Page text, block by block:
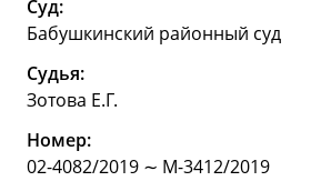
Суд:
Бабушкинский районный суд
Судья:
Зотова Е.Г.
Номер:
02-4082/2019 ∼ М-3412/2019